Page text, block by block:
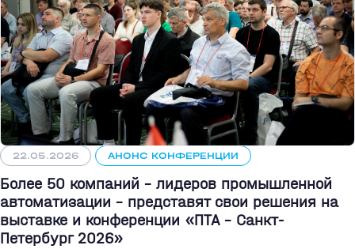
22.05.2026 АНОНС КОНФЕРЕНЦИИ
Более 50 компаний - лидеров промышленной
автоматизации - представят свои решения на
выставке и конференции «ПТА – Санкт-
Петербург 2026»